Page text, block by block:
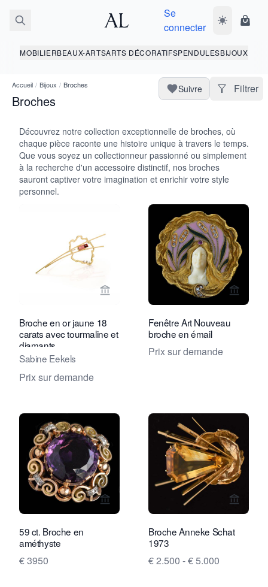
Se
connecter
Basculer le
MOBILIERBEAUX-ARTSARTS DÉCORATIFSPENDULESBIJOUX
Accueil / Bijoux / Broches
Broches
Suivre Filtrer
Découvrez notre collection exceptionnelle de broches, où
chaque pièce raconte une histoire unique à travers le temps.
Que vous soyez un collectionneur passionné ou simplement
à la recherche d'un accessoire distinctif, nos broches
sauront captiver votre imagination et enrichir votre style
personnel.
Voir la page vendeur de Atelier
Broche en or jaune 18
carats avec tourmaline et
diamants
Sabine Eekels
Prix sur demande
Voir la
Fenêtre Art Nouveau
broche en émail
Prix sur demande
Voir la page vendeur de Rocks and
59 ct. Broche en
améthyste
€ 3950
Voir la
Broche Anneke Schat
1973
€ 2.500 - € 5.000